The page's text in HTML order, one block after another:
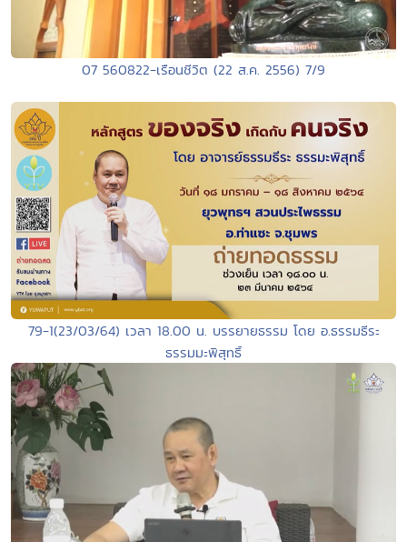
07 560822-เรือนชีวิต (22 ส.ค. 2556) 7/9
79-1(23/03/64) เวลา 18.00 น. บรรยายธรรม โดย อ.ธรรมธีระ
ธรรมมะพิสุทธิ์